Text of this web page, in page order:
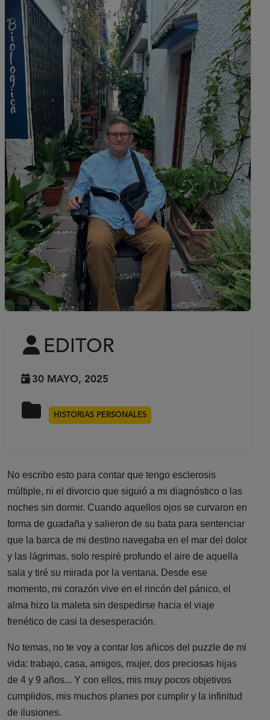
EDITOR
30 MAYO, 2025
HISTORIAS PERSONALES
No escribo esto para contar que tengo esclerosis
múltiple, ni el divorcio que siguió a mi diagnóstico o las
noches sin dormir. Cuando aquellos ojos se curvaron en
forma de guadaña y salieron de su bata para sentenciar
que la barca de mi destino navegaba en el mar del dolor
y las lágrimas, solo respiré profundo el aire de aquella
sala y tiré su mirada por la ventana. Desde ese
momento, mi corazón vive en el rincón del pánico, el
alma hizo la maleta sin despedirse hacia el viaje
frenético de casi la desesperación.
No temas, no te voy a contar los añicos del puzzle de mi
vida: trabajo, casa, amigos, mujer, dos preciosas hijas
de 4 y 9 años... Y con ellos, mis muy pocos objetivos
cumplidos, mis muchos planes por cumplir y la infinitud
de ilusiones.